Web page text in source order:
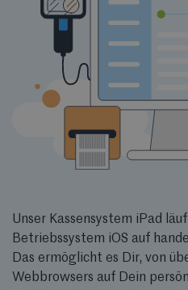
Unser Kassensystem iPad
Betriebssystem iOS auf
Das ermöglicht es Dir, von
Webbrowsers auf Dein